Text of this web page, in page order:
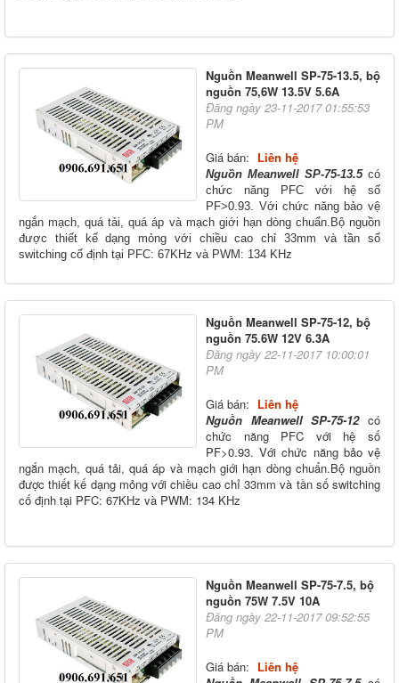
Nguồn Meanwell SP-75-13.5, bộ
nguồn 75,6W 13.5V 5.6A
Đăng ngày 23-11-2017 01:55:53
PM
Giá bán: Liên hệ
Nguồn Meanwell SP-75-13.5có
chức năng PFC với hệ số
PF>0.93. Với chức năng bảo vệ
ngắn mạch, quá tải, quá áp và mạch giới hạn dòng chuẩn.Bộ nguồn
được thiết kế dạng mỏng với chiều cao chỉ 33mm và tần số
switching cố định tại PFC: 67KHz và PWM: 134 KHz
Nguồn Meanwell SP-75-12, bộ
nguồn 75.6W 12V 6.3A
Đăng ngày 22-11-2017 10:00:01
PM
Giá bán: Liên hệ
Nguồn Meanwell SP-75-12có
chức năng PFC với hệ số
PF>0.93. Với chức năng bảo vệ
ngắn mạch, quá tải, quá áp và mạch giới hạn dòng chuẩn.Bộ nguồn
được thiết kế dạng mỏng với chiều cao chỉ 33mm và tần số switching
cố định tại PFC: 67KHz và PWM: 134 KHz
Nguồn Meanwell SP-75-7.5, bộ
nguồn 75W 7.5V 10A
Đăng ngày 22-11-2017 09:52:55
PM
Giá bán: Liên hệ